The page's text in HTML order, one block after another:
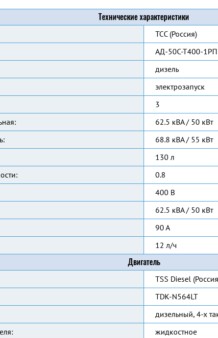
Технические характеристики
ТСС (Россия)
АД-50С-Т400-
дизель
электрозапуск
3
62.5 кВА / 50 кВт
68.8 кВА / 55 кВт
130 л
0.8
400 В
62.5 кВА / 50 кВт
90 А
12 л/ч
Двигатель
TSS Diesel
TDK-N564LT
дизельный, 4-х
жидкостное